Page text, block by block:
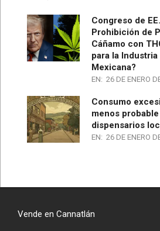
Congreso de
Prohibición de
Cáñamo con
para la
Mexicana?
EN: 26 DE ENERO
Consumo
menos
dispensarios
EN: 26 DE ENERO
Vende en Cannatlán